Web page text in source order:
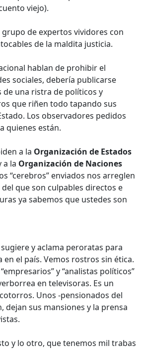
viejo).
grupo de expertos vividores con
de la maldita justicia.
hablan de prohibir el
sociales, debería publicarse
de una ristra de políticos y
que riñen todo tapando sus
Los observadores pedidos
quienes están.
a la Organización de Estados
a la Organización de Naciones
“cerebros” enviados nos arreglen
que son culpables directos e
ya sabemos que ustedes son
y aclama peroratas para
en el país. Vemos rostros sin ética.
y “analistas políticos”
en televisoras. Es un
Unos -pensionados del
dejan sus mansiones y la prensa
y lo otro, que tenemos mil trabas